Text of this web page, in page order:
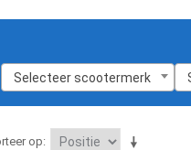
Selecteer scootermerk
op